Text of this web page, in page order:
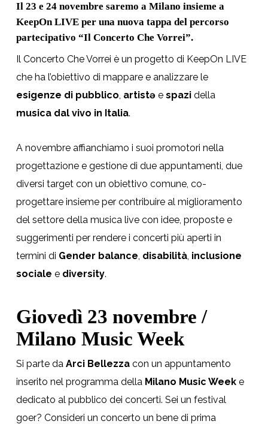
Il 23 e 24 novembre saremo a Milano insieme a
KeepOn LIVE per una nuova tappa del percorso
partecipativo “Il Concerto Che Vorrei”.
Il Concerto Che Vorrei è un progetto di KeepOn LIVE
che ha l’obiettivo di mappare e analizzare le
esigenze di pubblico, artistəe spazidella
musica dal vivo in Italia.
A novembre affianchiamo i suoi promotori nella
progettazione e gestione di due appuntamenti, due
diversi target con un obiettivo comune, co-
progettare insieme per contribuire al miglioramento
del settore della musica live con idee, proposte e
suggerimenti per rendere i concerti più aperti in
termini di Gender balance, disabilità, inclusione
sociale e diversity.
Giovedì 23 novembre /
Milano Music Week
Si parte da Arci Bellezzacon un appuntamento
inserito nel programma della Milano Music Weeke
dedicato al pubblico dei concerti. Sei un festival
goer? Consideri un concerto un bene di prima